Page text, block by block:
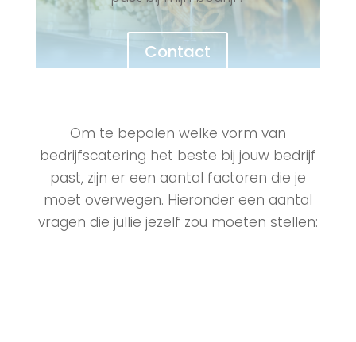
Contact
Om te bepalen welke vorm van
bedrijfscatering het beste bij jouw bedrijf
past, zijn er een aantal factoren die je
moet overwegen. Hieronder een aantal
vragen die jullie jezelf zou moeten stellen: